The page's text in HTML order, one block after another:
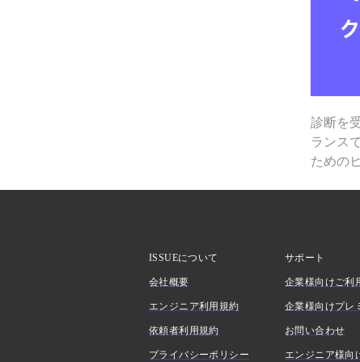
診断を
ランス
ための
ISSUEについて
会社概要
エンジニア利用規約
依頼者利用規約
プライバシーポリシー
サポート
企業様向けご利
企業様向けプレ
お問い合わせ
エンジニア様向